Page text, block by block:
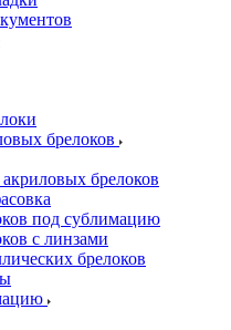
брелоков
акриловых брелоков
под сублимацию
с линзами
брелоков